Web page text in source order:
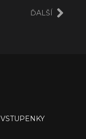
ĎALŠÍ
VSTUPENKY